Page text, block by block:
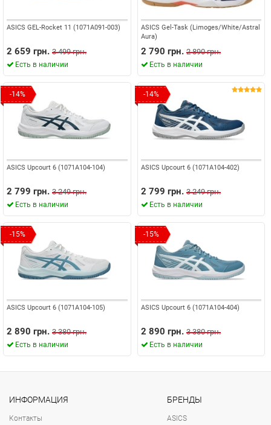
ASICS GEL-Rocket 11 (1071A091-003)
2 659 грн. 3 499 грн.
Есть в наличии
ASICS Gel-Task (Limoges/White/Astral
Aura)
2 790 грн. 2 890 грн.
Есть в наличии
-14%
ASICS Upcourt 6 (1071A104-104)
2 799 грн. 3 249 грн.
Есть в наличии
-14%
ASICS Upcourt 6 (1071A104-402)
2 799 грн. 3 249 грн.
Есть в наличии
-15%
ASICS Upcourt 6 (1071A104-105)
2 890 грн. 3 380 грн.
Есть в наличии
-15%
ASICS Upcourt 6 (1071A104-404)
2 890 грн. 3 380 грн.
Есть в наличии
ИНФОРМАЦИЯ
Контакты
БРЕНДЫ
ASICS